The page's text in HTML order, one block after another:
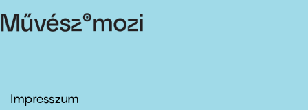
Footer
Impresszum